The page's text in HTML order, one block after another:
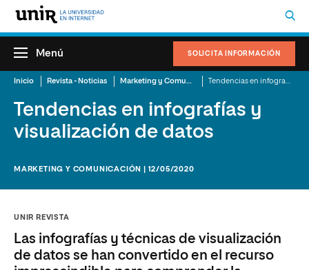
SOLICITA INFORMACIÓN
Menú
Inicio Revista - Noticias Marketing y Comunicación
Tendencias en infografías y
visualización de datos
MARKETING Y COMUNICACIÓN | 12/05/2020
UNIR REVISTA
Las infografías y técnicas de visualización
de datos se han convertido en el recurso